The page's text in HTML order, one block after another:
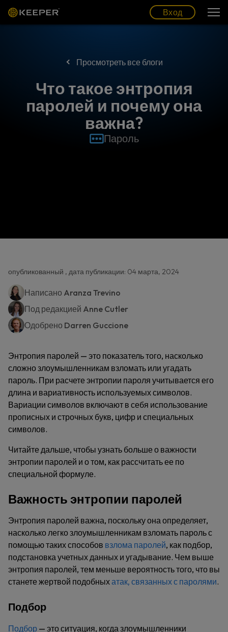
Вход
Просмотреть все блоги
Что такое энтропия
паролей и почему она
важна?
Пароль
опубликованный , дата публикации: 04 марта, 2024
Написано Aranza Trevino
Под редакцией Anne Cutler
Одобрено Darren Guccione
Энтропия паролей — это показатель того, насколько
сложно злоумышленникам взломать или угадать
пароль. При расчете энтропии пароля учитывается его
длина и вариативность используемых символов.
Вариации символов включают в себя использование
прописных и строчных букв, цифр и специальных
символов.
Читайте дальше, чтобы узнать больше о важности
энтропии паролей и о том, как рассчитать ее по
специальной формуле.
Важность энтропии паролей
Энтропия паролей важна, поскольку она определяет,
насколько легко злоумышленникам взломать пароль с
помощью таких способов взлома паролей, как подбор,
подстановка учетных данных и угадывание. Чем выше
энтропия паролей, тем меньше вероятность того, что вы
станете жертвой подобныхатак, связанных с паролями.
Подбор
Подбор — это ситуация, когда злоумышленники